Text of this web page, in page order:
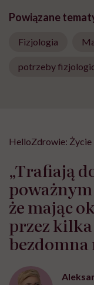
Powiązane
Fizjologia
potrzeby
HelloZdrowie: Życie
„Trafiają
że mając
przez kilka
bezdomna